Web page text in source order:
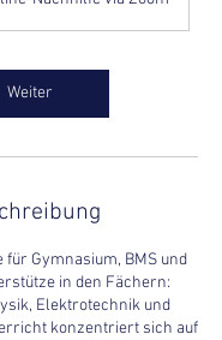
Weiter
für Gymnasium, BMS und
in den Fächern:
Elektrotechnik und
konzentriert sich auf